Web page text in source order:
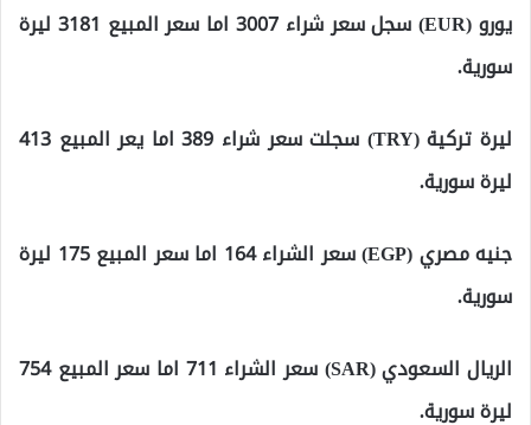
يورو (EUR) سجل سعر شراء 3007 اما سعر المبيع 3181 ليرة
سورية.
ليرة تركية (TRY) سجلت سعر شراء 389 اما يعر المبيع 413
ليرة سورية.
جنيه مصري (EGP) سعر الشراء 164 اما سعر المبيع 175 ليرة
سورية.
الريال السعودي (SAR) سعر الشراء 711 اما سعر المبيع 754
ليرة سورية.